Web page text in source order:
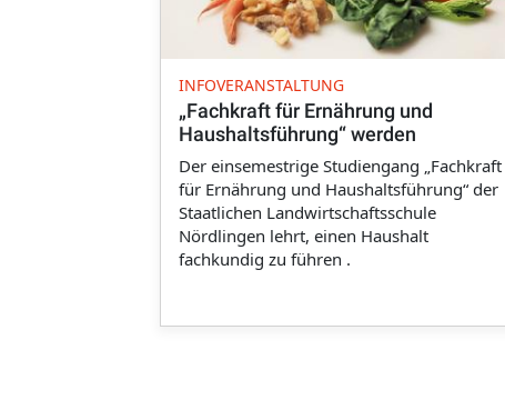
INFOVERANSTALTUNG
„Fachkraft für Ernährung und
Haushaltsführung“ werden
Der einsemestrige Studiengang „Fachkraft
für Ernährung und Haushaltsführung“ der
Staatlichen Landwirtschaftsschule
Nördlingen lehrt, einen Haushalt
fachkundig zu führen .